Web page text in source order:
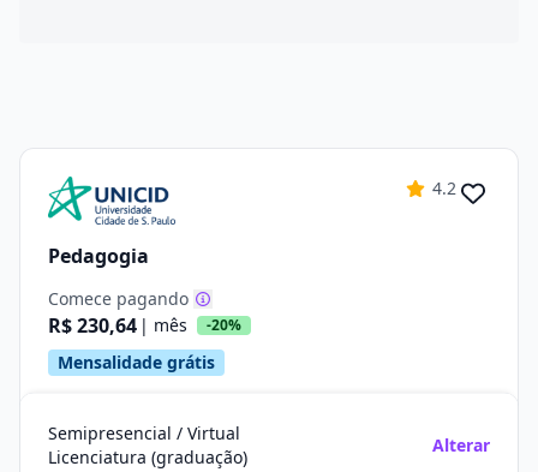
4.2
Pedagogia
Comece pagando
R$ 230,64 | mês -20%
Mensalidade grátis
Semipresencial / Virtual
Licenciatura (graduação)
Alterar